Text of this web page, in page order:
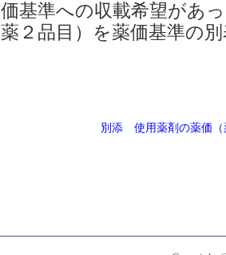
価基準への収載希望があ
薬２品目）を薬価基準の
別添 使用薬剤の薬価（